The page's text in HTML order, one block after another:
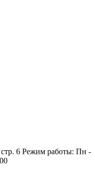
стр. 6 Режим работы: Пн -